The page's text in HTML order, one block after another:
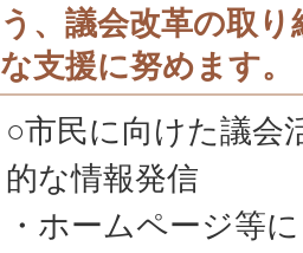
う、議会改革の取
な支援に努めます。
○市民に向けた議会
的な情報発信
・ホームページ等